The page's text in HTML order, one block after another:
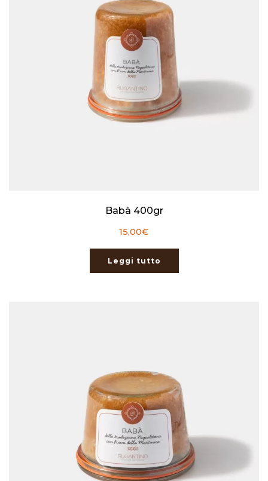
Babà 400gr
15,00€
Leggi tutto